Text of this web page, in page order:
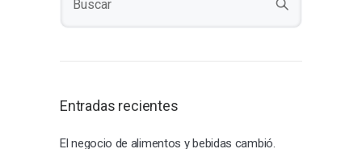
Entradas recientes
El negocio de alimentos y bebidas cambió.